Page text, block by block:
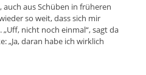
auch aus Schüben in früheren
so weit, dass sich mir
nicht noch einmal“, sagt da
„Ja, daran habe ich wirklich